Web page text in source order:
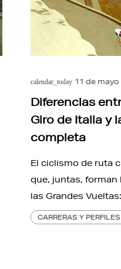
calendar_today 11 de
Diferencias
Giro de Italia y
completa
El ciclismo de ruta
que, juntas, forman
las Grandes
CARRERAS Y PERFILES